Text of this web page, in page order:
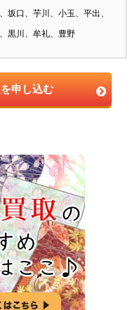
坂口、芋川、小玉、平出、
黒川、牟礼、豊野
申し込む